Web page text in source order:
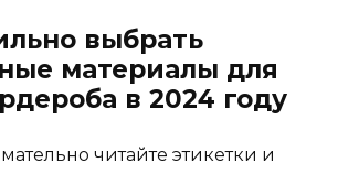
выбрать
материалы для
в 2024 году
читайте этикетки и